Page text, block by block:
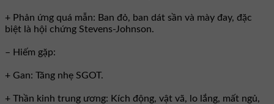
+ Phản ứng quá mẫn: Ban đỏ, ban dát sần và mày đay, đặc
biệt là hội chứng Stevens-Johnson.
– Hiếm gặp:
+ Gan: Tăng nhẹ SGOT.
+ Thần kinh trung ương: Kích động, vật vã, lo lắng, mất ngủ,